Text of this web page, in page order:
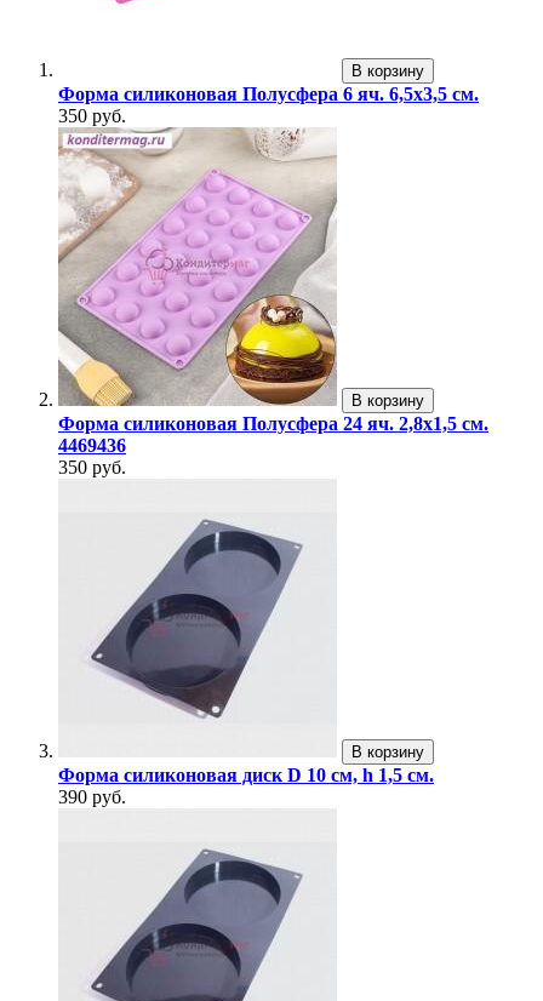
В корзину
Форма силиконовая Полусфера 6 яч. 6,5х3,5 см.
350 руб.
В корзину
Форма силиконовая Полусфера 24 яч. 2,8х1,5 см.
4469436
350 руб.
В корзину
Форма силиконовая диск D 10 см, h 1,5 см.
390 руб.